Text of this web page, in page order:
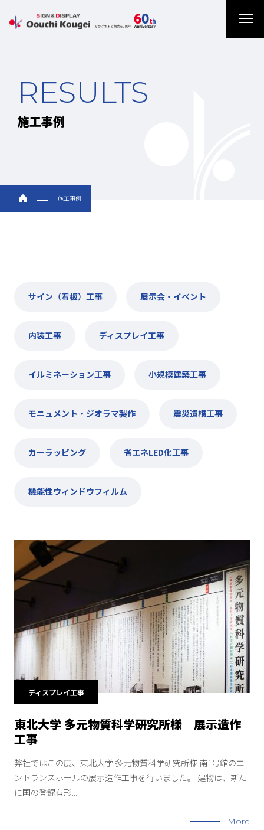
RESULTS
施工事例
施工事例
サイン（看板）工事 展示会・イベント
内装工事 ディスプレイ工事
イルミネーション工事 小規模建築工事
モニュメント・ジオラマ製作 震災遺構工事
カーラッピング 省エネLED化工事
機能性ウィンドウフィルム
ディスプレイ工事
東北大学 多元物質科学研究所様 展示造作
工事
弊社ではこの度、東北大学 多元物質科学研究所様 南1号館のエ
ントランスホールの展示造作工事を行いました。 建物は、新た
に国の登録有形...
More